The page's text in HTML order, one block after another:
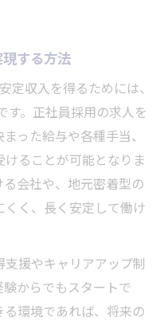
木の現場スキル
向け求人の探し方
働き方とは
で理想の働き方実現
ークライフバランス
柔軟な働き方の秘密
い建設会社求人
設会社求人の強み
ないコツ
敗を防ぐポイント
する方法
定収入を得るためには、
す。正社員採用の求人を
った給与や各種手当、
ることが可能となりま
会社や、地元密着型の
く、長く安定して働け
援やキャリアアップ制
からでもスタートで
環境であれば、将来の